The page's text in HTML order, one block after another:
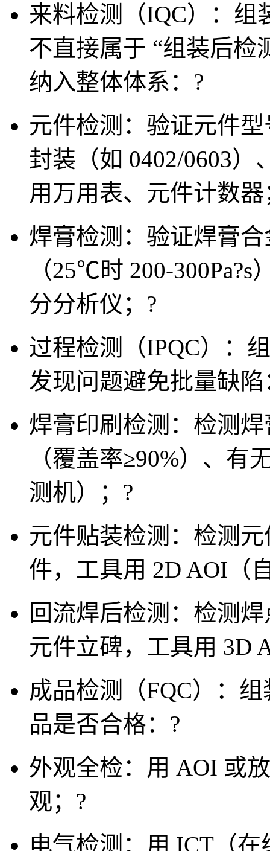
来料检测（IQC）
：组
不直接属于 “组装后检
纳入整体体系： ?
元件检测：验证元件
封装（如 0402/0603
用万用表、元件计数器
焊膏检测：验证焊膏
（25℃时 200-
分分析仪； ?
过程检测（IPQC）
：
发现问题避免批量缺陷
焊膏印刷检测：检测
（覆盖率≥90%）、有
测机）； ?
元件贴装检测：检测
件，工具用 2D AOI（
回流焊后检测：检测
元件立碑，工具用 3D
成品检测（FQC）
：
品是否合格： ?
外观全检：用 AOI 或
观； ?
电气检测：用 ICT（